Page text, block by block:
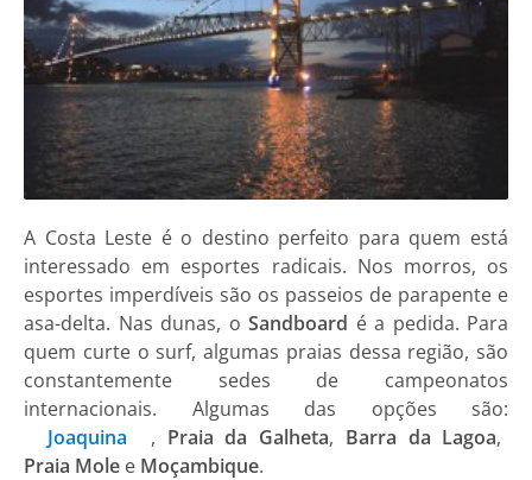
A Costa Leste é o destino perfeito para quem está
interessado em esportes radicais. Nos morros, os
esportes imperdíveis são os passeios de parapente e
asa-delta. Nas dunas, o Sandboard é a pedida. Para
quem curte o surf, algumas praias dessa região, são
constantemente sedes de campeonatos
internacionais. Algumas das opções são:
Joaquina
, Praia da Galheta, Barra da Lagoa,
Praia Mole e Moçambique.